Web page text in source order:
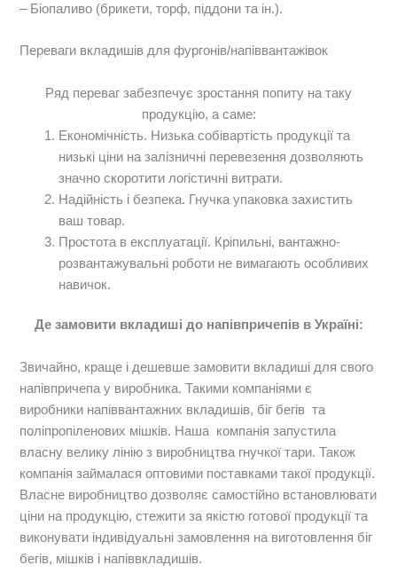
– Біопаливо (брикети, торф, піддони та ін.).
Переваги вкладишів для фургонів/напіввантажівок
Ряд переваг забезпечує зростання попиту на таку
продукцію, а саме:
Економічність. Низька собівартість продукції та
низькі ціни на залізничні перевезення дозволяють
значно скоротити логістичні витрати.
Надійність і безпека. Гнучка упаковка захистить
ваш товар.
Простота в експлуатації. Кріпильні, вантажно-
розвантажувальні роботи не вимагають особливих
навичок.
Де замовити вкладиші до напівпричепів в Україні:
Звичайно, краще і дешевше замовити вкладиші для свого
напівпричепа у виробника. Такими компаніями є
виробники напіввантажних вкладишів, біг бегів та
поліпропіленових мішків. Наша компанія запустила
власну велику лінію з виробництва гнучкої тари. Також
компанія займалася оптовими поставками такої продукції.
Власне виробництво дозволяє самостійно встановлювати
ціни на продукцію, стежити за якістю готової продукції та
виконувати індивідуальні замовлення на виготовлення біг
бегів, мішків і напіввкладишів.